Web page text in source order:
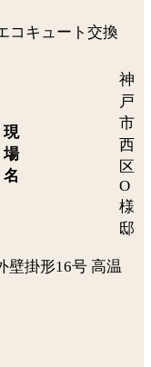
コキュート交換
現
場
名
神
戸
市
西
区
O
様
邸
壁掛形16号 高温